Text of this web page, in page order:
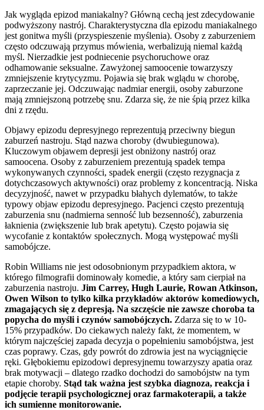
Jak wygląda epizod maniakalny? Główną cechą jest zdecydowanie
podwyższony nastrój. Charakterystyczna dla epizodu maniakalnego
jest gonitwa myśli (przyspieszenie myślenia). Osoby z zaburzeniem
często odczuwają przymus mówienia, werbalizują niemal każdą
myśl. Nierzadkie jest podniecenie psychoruchowe oraz
odhamowanie seksualne. Zawyżonej samoocenie towarzyszy
zmniejszenie krytycyzmu. Pojawia się brak wglądu w chorobę,
zaprzeczanie jej. Odczuwając nadmiar energii, osoby zaburzone
mają zmniejszoną potrzebę snu. Zdarza się, że nie śpią przez kilka
dni z rzędu.
Objawy epizodu depresyjnego reprezentują przeciwny biegun
zaburzeń nastroju. Stąd nazwa choroby (dwubiegunowa).
Kluczowym objawem depresji jest obniżony nastrój oraz
samoocena. Osoby z zaburzeniem prezentują spadek tempa
wykonywanych czynności, spadek energii (często rezygnacja z
dotychczasowych aktywności) oraz problemy z koncentracją. Niska
decyzyjność, nawet w przypadku błahych dylematów, to także
typowy objaw epizodu depresyjnego. Pacjenci często prezentują
zaburzenia snu (nadmierna senność lub bezsenność), zaburzenia
łaknienia (zwiększenie lub brak apetytu). Często pojawia się
wycofanie z kontaktów społecznych. Mogą występować myśli
samobójcze.
Robin Williams nie jest odosobnionym przypadkiem aktora, w
którego filmografii dominowały komedie, a który sam cierpiał na
zaburzenia nastroju. Jim Carrey, Hugh Laurie, Rowan Atkinson,
Owen Wilson to tylko kilka przykładów aktorów komediowych,
zmagających się z depresją. Na szczęście nie zawsze choroba ta
popycha do myśli i czynów samobójczych. Zdarza się to w 10-
15% przypadków. Do ciekawych należy fakt, że momentem, w
którym najczęściej zapada decyzja o popełnieniu samobójstwa, jest
czas poprawy. Czas, gdy powrót do zdrowia jest na wyciągnięcie
ręki. Głębokiemu epizodowi depresyjnemu towarzyszy apatia oraz
brak motywacji – dlatego rzadko dochodzi do samobójstw na tym
etapie choroby. Stąd tak ważna jest szybka diagnoza, reakcja i
podjęcie terapii psychologicznej oraz farmakoterapii, a także
ich sumienne monitorowanie.